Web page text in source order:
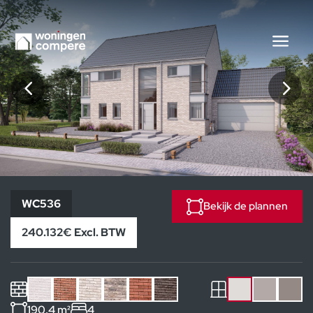
WC536
WC536
240.132€ Excl. BTW
Bekijk de plannen
190.4 m² 4